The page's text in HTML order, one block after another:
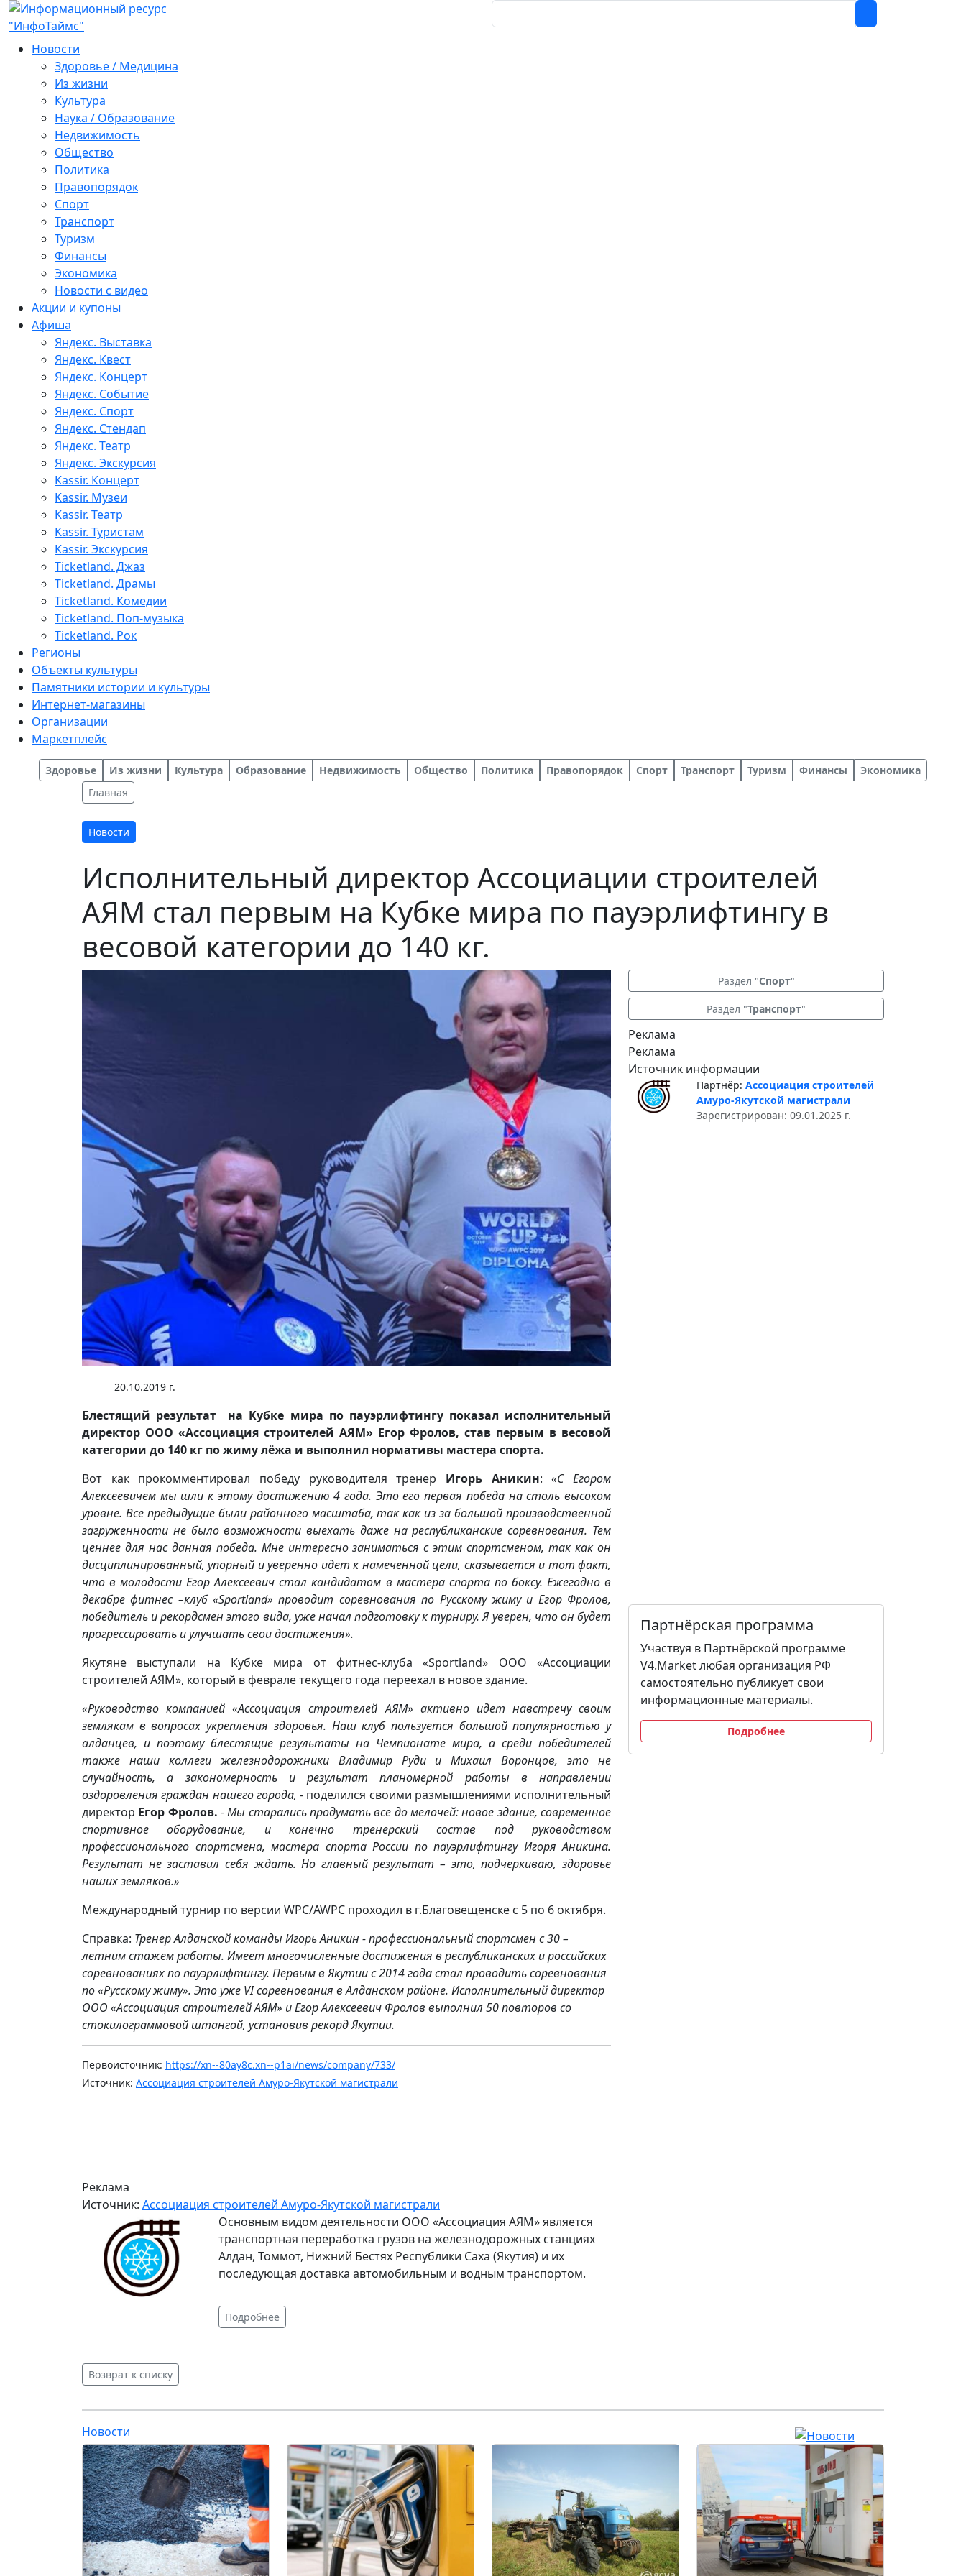
Новости
Здоровье / Медицина
Из жизни
Культура
Наука / Образование
Недвижимость
Общество
Политика
Правопорядок
Спорт
Транспорт
Туризм
Финансы
Экономика
Новости с видео
Акции и купоны
Афиша
Яндекс. Выставка
Яндекс. Квест
Яндекс. Концерт
Яндекс. Событие
Яндекс. Спорт
Яндекс. Стендап
Яндекс. Театр
Яндекс. Экскурсия
Kassir. Концерт
Kassir. Музеи
Kassir. Театр
Kassir. Туристам
Kassir. Экскурсия
Ticketland. Джаз
Ticketland. Драмы
Ticketland. Комедии
Ticketland. Поп-музыка
Ticketland. Рок
Регионы
Объекты культуры
Памятники истории и культуры
Интернет-магазины
Организации
Маркетплейс
Здоровье Из жизни Культура Образование Недвижимость Общество Политика Правопорядок Спорт Транспорт Туризм Финансы
Экономика
Главная
Новости
Исполнительный директор Ассоциации строителей
АЯМ стал первым на Кубке мира по пауэрлифтингу в
весовой категории до 140 кг.
20.10.2019 г.
Блестящий результат на Кубке мира по пауэрлифтингу показал исполнительный
директор ООО «Ассоциация строителей АЯМ» Егор Фролов, став первым в весовой
категории до 140 кг по жиму лёжа и выполнил нормативы мастера спорта.
Вот как прокомментировал победу руководителя тренер Игорь Аникин:«С Егором
Алексеевичем мы шли к этому достижению 4 года. Это его первая победа на столь высоком
уровне. Все предыдущие были районного масштаба, так как из за большой производственной
загруженности не было возможности выехать даже на республиканские соревнования. Тем
ценнее для нас данная победа. Мне интересно заниматься с этим спортсменом, так как он
дисциплинированный, упорный и уверенно идет к намеченной цели, сказывается и тот факт,
что в молодости Егор Алексеевич стал кандидатом в мастера спорта по боксу. Ежегодно в
декабре фитнес –клуб«Sportland» проводит соревнования по Русскому жиму и Егор Фролов,
победитель и рекордсмен этого вида, уже начал подготовку к турниру. Я уверен, что он будет
прогрессировать и улучшать свои достижения».
Якутяне выступали на Кубке мира от фитнес-клуба «Sportland» ООО «Ассоциации
строителей АЯМ», который в феврале текущего года переехал в новое здание.
«Руководство компанией «Ассоциация строителей АЯМ» активно идет навстречу своим
землякам в вопросах укрепления здоровья. Наш клуб пользуется большой популярностью у
алданцев, и поэтому блестящие результаты на Чемпионате мира, а среди победителей
также наши коллеги железнодорожники Владимир Руди и Михаил Воронцов, это не
случайность, а закономерность и результат планомерной работы в направлении
оздоровления граждан нашего города, - поделился своими размышлениями исполнительный
директор Егор Фролов. -Мы старались продумать все до мелочей: новое здание, современное
спортивное оборудование, и конечно тренерский состав под руководством
профессионального спортсмена, мастера спорта России по пауэрлифтингу Игоря Аникина.
Результат не заставил себя ждать. Но главный результат – это, подчеркиваю, здоровье
наших земляков.»
Международный турнир по версии WPC/AWPC проходил в г.Благовещенске с 5 по 6 октября.
Справка: Тренер Алданской команды Игорь Аникин - профессиональный спортсмен с 30 –
летним стажем работы. Имеет многочисленные достижения в республиканских и российских
соревнованиях по пауэрлифтингу. Первым в Якутии с 2014 года стал проводить соревнования
по «Русскому жиму». Это уже VIсоревнования в Алданском районе. Исполнительный директор
ООО «Ассоциация строителей АЯМ» и Егор Алексеевич Фролов выполнил 50 повторов со
стокилограммовой штангой, установив рекорд Якутии.
Первоисточник: https://xn--80ay8c.xn--p1ai/news/company/733/
Источник: Ассоциация строителей Амуро-Якутской магистрали
Реклама
Источник: Ассоциация строителей Амуро-Якутской магистрали
Основным видом деятельности ООО «Ассоциация АЯМ» является
транспортная переработка грузов на железнодорожных станциях
Алдан, Томмот, Нижний Бестях Республики Саха (Якутия) и их
последующая доставка автомобильным и водным транспортом.
Подробнее
Раздел "Спорт"
Раздел "Транспорт"
Реклама
Реклама
Источник информации
Партнёр: Ассоциация строителей
Амуро-Якутской магистрали
Зарегистрирован: 09.01.2025 г.
Партнёрская программа
Участвуя в Партнёрской программе
V4.Market любая организация РФ
самостоятельно публикует свои
информационные материалы.
Подробнее
Возврат к списку
Новости